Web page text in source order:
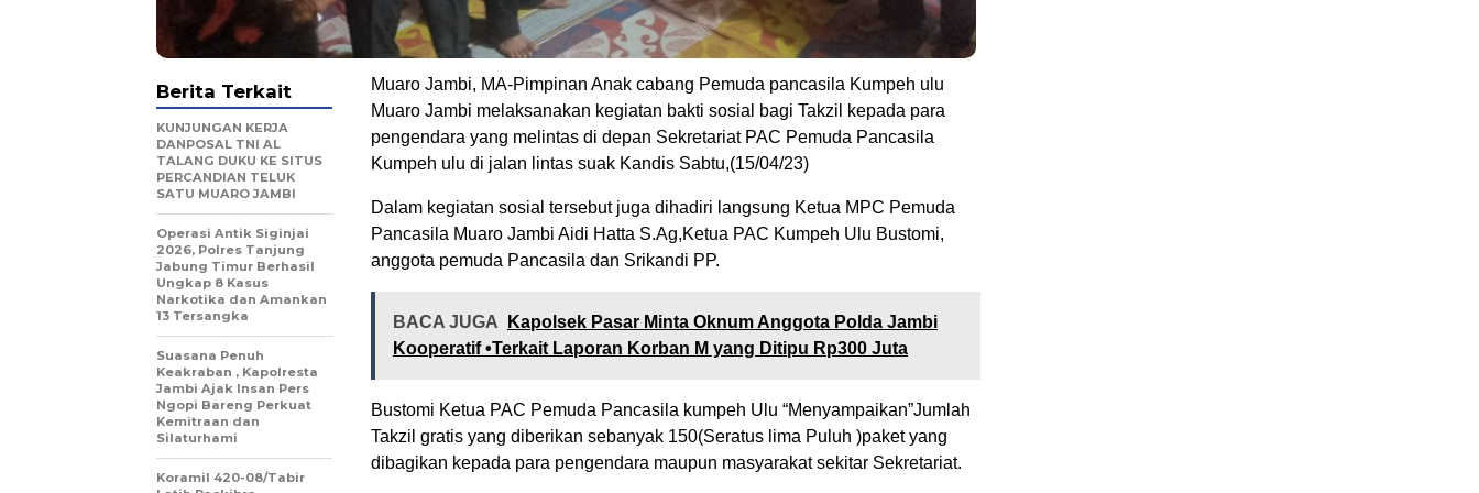
Muaro Jambi, MA-Pimpinan Anak cabang Pemuda pancasila Kumpeh ulu
Muaro Jambi melaksanakan kegiatan bakti sosial bagi Takzil kepada para
pengendara yang melintas di depan Sekretariat PAC Pemuda Pancasila
Kumpeh ulu di jalan lintas suak Kandis Sabtu,(15/04/23)
Dalam kegiatan sosial tersebut juga dihadiri langsung Ketua MPC Pemuda
Pancasila Muaro Jambi Aidi Hatta S.Ag,Ketua PAC Kumpeh Ulu Bustomi,
anggota pemuda Pancasila dan Srikandi PP.
BACA JUGA
Kapolsek Pasar Minta Oknum Anggota Polda Jambi
Kooperatif •Terkait Laporan Korban M yang Ditipu Rp300 Juta
Bustomi Ketua PAC Pemuda Pancasila kumpeh Ulu “Menyampaikan”Jumlah
Takzil gratis yang diberikan sebanyak 150(Seratus lima Puluh )paket yang
dibagikan kepada para pengendara maupun masyarakat sekitar Sekretariat.
Berita Terkait
KUNJUNGAN KERJA
DANPOSAL TNI AL
TALANG DUKU KE SITUS
PERCANDIAN TELUK
SATU MUARO JAMBI
Operasi Antik Siginjai
2026, Polres Tanjung
Jabung Timur Berhasil
Ungkap 8 Kasus
Narkotika dan Amankan
13 Tersangka
Suasana Penuh
Keakraban , Kapolresta
Jambi Ajak Insan Pers
Ngopi Bareng Perkuat
Kemitraan dan
Silaturhami
Koramil 420-08/Tabir